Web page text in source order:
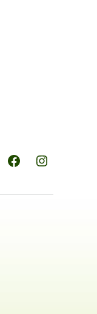
facebookinstagram